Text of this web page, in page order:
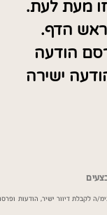
מעת לעת.
הדף.
הודעה
ישירה
ה לקבלת דיוור ישיר, הודעות